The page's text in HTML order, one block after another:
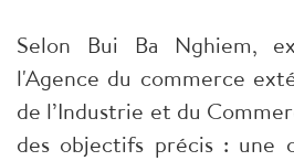
Selon Bui Ba Nghiem,
l'Agence du commerce
de l’Industrie et du
des objectifs précis : une